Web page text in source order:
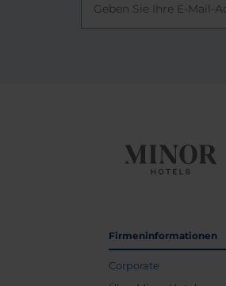
Firmeninformationen
Corporate